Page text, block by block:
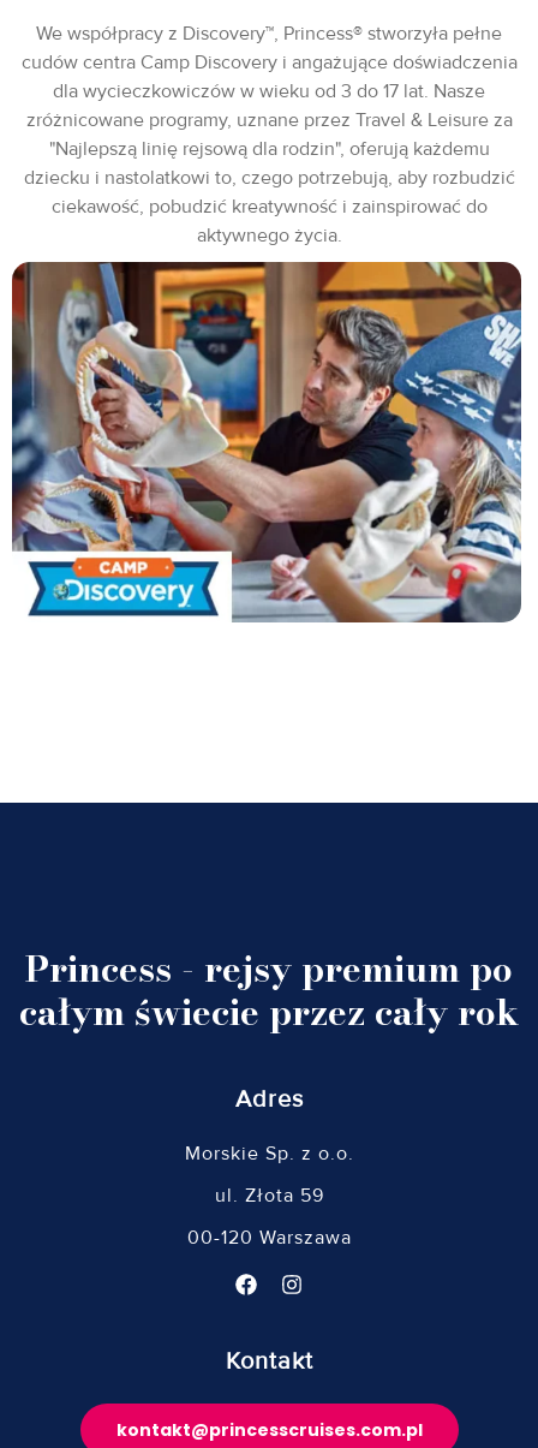
We współpracy z Discovery™, Princess® stworzyła pełne
cudów centra Camp Discovery i angażujące doświadczenia
dla wycieczkowiczów w wieku od 3 do 17 lat. Nasze
zróżnicowane programy, uznane przez Travel & Leisure za
"Najlepszą linię rejsową dla rodzin", oferują każdemu
dziecku i nastolatkowi to, czego potrzebują, aby rozbudzić
ciekawość, pobudzić kreatywność i zainspirować do
aktywnego życia.
Princess - rejsy premium po
całym świecie przez cały rok
Adres
Morskie Sp. z o.o.
ul. Złota 59
00-120 Warszawa
Kontakt
kontakt@princesscruises.com.pl